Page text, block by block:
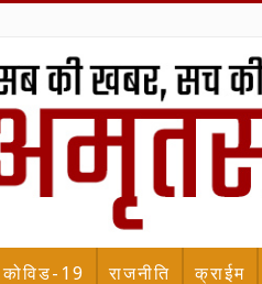
कोविड-19 राजनीति क्राईम